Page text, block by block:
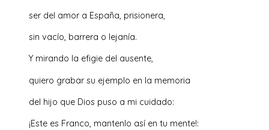
ser del amor a España, prisionera,
sin vacío, barrera o lejanía.
Y mirando la efigie del ausente,
quiero grabar su ejemplo en la memoria
del hijo que Dios puso a mi cuidado:
¡Este es Franco, mantenlo así en tu mente!: